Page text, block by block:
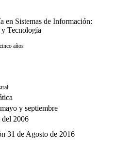
en Sistemas de Información:
Tecnología
años
y septiembre
del 2006
31 de Agosto de 2016